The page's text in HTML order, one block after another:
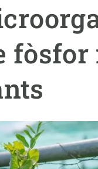
beca ERC
o sabàtic
de carrera
activitats internes